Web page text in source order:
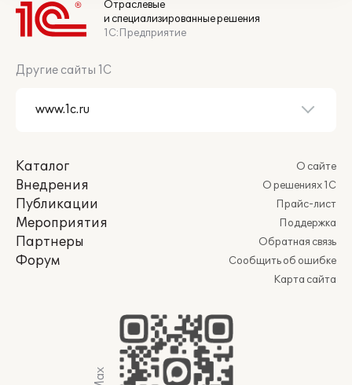
Отраслевые
и специализированные решения
1С:Предприятие
Другие сайты 1С
Каталог
Внедрения
Публикации
Мероприятия
Партнеры
Форум
О сайте
О решениях 1С
Прайс-лист
Поддержка
Обратная связь
Сообщить об ошибке
Карта сайта